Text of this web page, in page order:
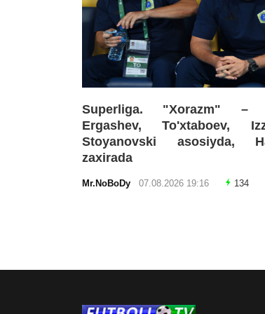
Superliga. "Xorazm" –
Ergashev, To'xtaboev,
Stoyanovski asosiyda,
zaxirada
Mr.NoBoDy 07.08.2026 19:16 134